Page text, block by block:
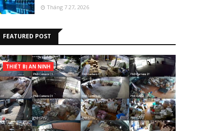
Tháng 7 27, 2026
FEATURED POST
THIẾT BỊ AN NINH